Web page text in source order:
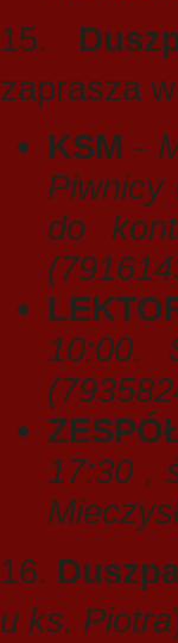
15.
zaprasza
KSM -
Piwnicy
do
10:00.
17:30 ,
16.
u ks. Piotra